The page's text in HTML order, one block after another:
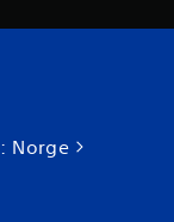
Norge